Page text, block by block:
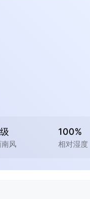
风
100%
相对湿度